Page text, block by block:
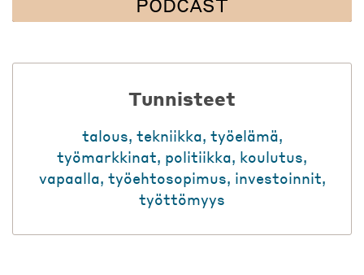
PODCAST
Tunnisteet
talous, tekniikka, työelämä,
työmarkkinat, politiikka, koulutus,
vapaalla, työehtosopimus, investoinnit,
työttömyys